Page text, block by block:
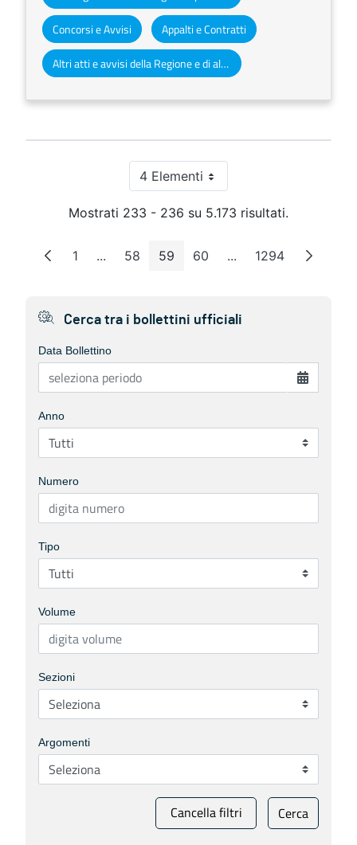
Concorsi e Avvisi Appalti e Contratti
Altri atti e avvisi della Regione e di altri enti pubblici che interessano la collettività regionale
4 ElementiPer pagina
Mostrati 233 - 236 su 5.173 risultati.
Pagina
1 ...Pagine intermedie
Pagina
58 Pagina
59 Pagina
60 ...Pagine intermedie
Pagina
1294
Cerca tra i bollettini ufficiali
Data Bollettino
Anno
Numero
Tipo
Volume
Sezioni
Argomenti
Cancella filtri Cerca